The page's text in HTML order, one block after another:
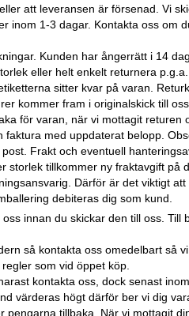
att leveransen är försenad. Vi
inom 1-3 dagar. Kontakta oss om
Kunden har ångerrätt i 14
eller helt enkelt returnera
sitter kvar på varan.
kommer fram i originalskick till
för varan, när vi mottagit returen
med uppdaterat belopp.
Frakt och eventuell
tillkommer ny fraktavgift på
Därför är det viktigt
debiteras dig som kund.
innan du skickar den till oss. Till
så kontakta oss omedelbart så
som vid öppet köp.
kontakta oss, dock senast
värderas högt därför ber vi dig
tillbaka. När vi mottagit